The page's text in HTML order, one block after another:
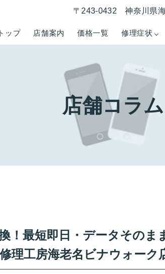
トップ 店舗案内 価格一覧 修理症状
〒243-0432 神奈川県
店舗コラム
！最短即日・データそのま
理工房海老名ビナウォーク